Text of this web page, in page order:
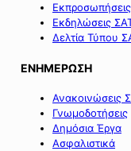
Εκπροσωπήσεις
Εκδηλώσεις
Δελτία Τύπου
ΕΝΗΜΕΡΩΣΗ
Ανακοινώσεις
Γνωμοδοτήσεις
Δημόσια Έργα
Ασφαλιστικά